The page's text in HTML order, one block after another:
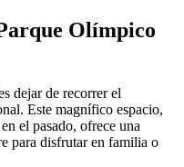
Olímpico
dejar de recorrer el
Este magnífico espacio,
el pasado, ofrece una
para disfrutar en familia o